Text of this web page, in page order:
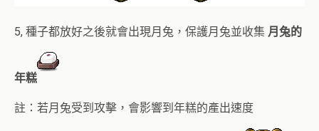
5, 種子都放好之後就會出現月兔，保護月兔並收集 月兔的
年糕
註：若月兔受到攻擊，會影響到年糕的產出速度